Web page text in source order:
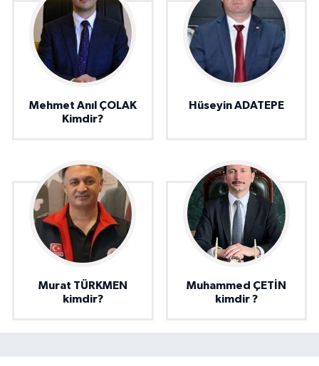
Mehmet Anıl ÇOLAK
Kimdir?
Hüseyin ADATEPE
Murat TÜRKMEN
kimdir?
Muhammed ÇETİN
kimdir ?